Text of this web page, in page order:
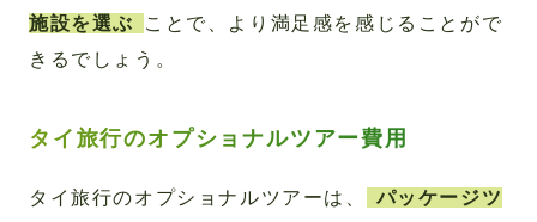
施設を選ぶ
ことで、より満足感を感じることがで
きるでしょう。
タイ旅行のオプショナルツアー費用
タイ旅行のオプショナルツアーは、
パッケージツ